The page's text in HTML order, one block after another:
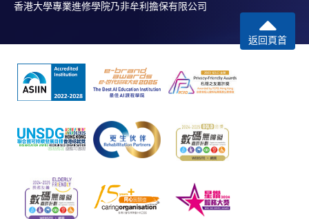
香港大學專業進修學院乃非牟利擔保有限公司
返回頁首